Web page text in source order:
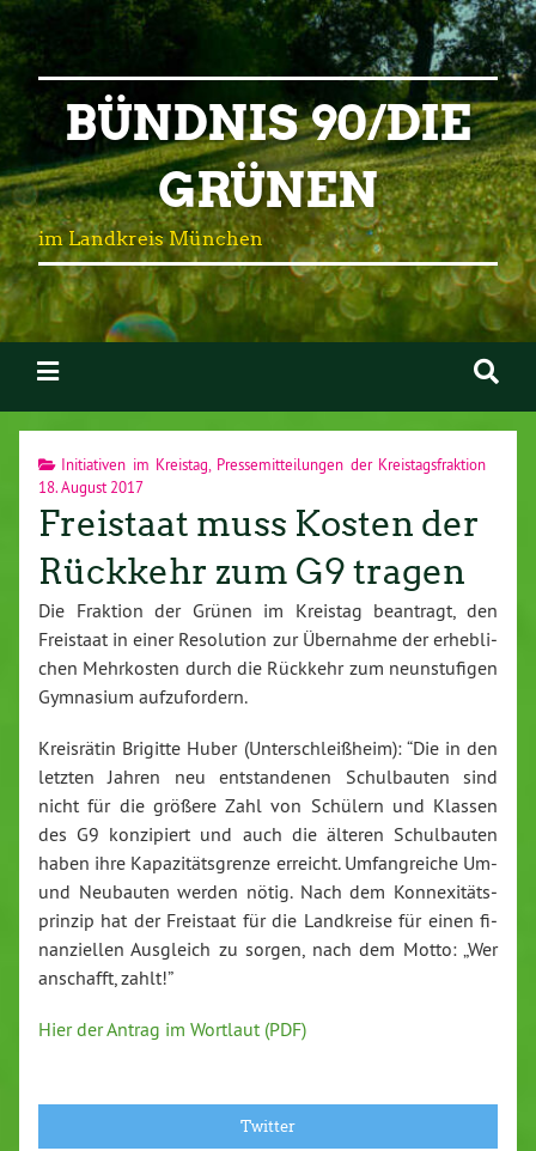
BÜNDNIS 90/DIE
GRÜNEN
im Landkreis München
Initiativen im Kreistag Pressemitteilungen der Kreistagsfraktion
18. August 2017
Freistaat muss Kosten der
Rückkehr zum G9 tragen
Die Fraktion der Grünen im Kreistag beantragt, den
Freistaat in einer Re­so­lu­ti­on zur Übernahme der er­heb­li­
chen Mehr­kos­ten durch die Rückkehr zum neun­stu­fi­gen
Gymnasium auf­zu­for­dern.
Kreis­rä­tin Brigitte Huber (Un­ter­schleiß­heim): “Die in den
letzten Jahren neu ent­stan­de­nen Schul­bau­ten sind
nicht für die größere Zahl von Schülern und Klassen
des G9 kon­zi­piert und auch die älteren Schul­bau­ten
haben ihre Ka­pa­zi­täts­gren­ze erreicht. Um­fang­rei­che Um-
und Neubauten werden nötig. Nach dem Kon­ne­xi­täts­
prin­zip hat der Freistaat für die Land­krei­se für einen fi­
nan­zi­el­len Ausgleich zu sorgen, nach dem Motto: „Wer
anschafft, zahlt!”
Hier der Antrag im Wortlaut (PDF)
Twitter